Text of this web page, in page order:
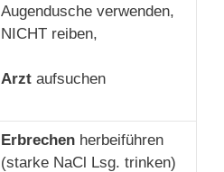
Augendusche verwenden,
NICHT reiben,
Arzt aufsuchen
Erbrechen herbeiführen
(starke NaCl Lsg. trinken)